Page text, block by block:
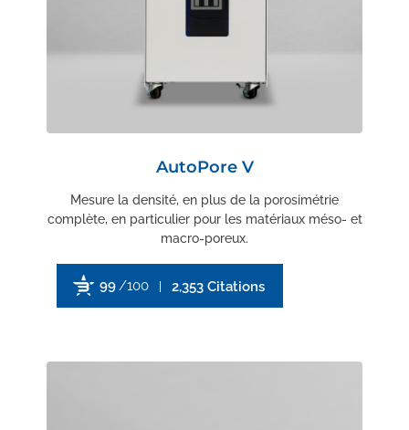
AutoPore V
Mesure la densité, en plus de la porosimétrie
complète, en particulier pour les matériaux méso- et
macro-poreux.
99/100 2,353 Citations